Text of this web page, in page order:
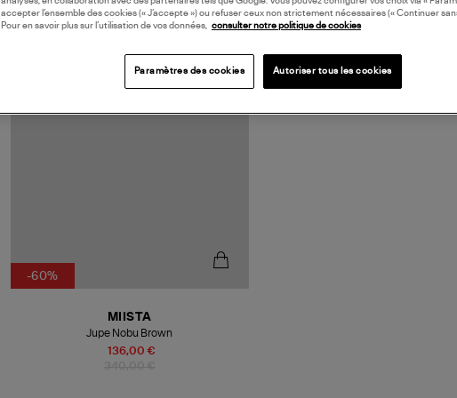
MADE IN EUROPE
-60%
136,00 €
MIISTA
Jupe Nobu Brown
accepter l’ensemble des cookies (« J’accepte ») ou refuser ceux non strictement nécessaires (« Continuer
Pour en savoir plus sur l’utilisation de vos données, consulter notre politique de cookies
Paramètres des cookies Autoriser tous les cookies